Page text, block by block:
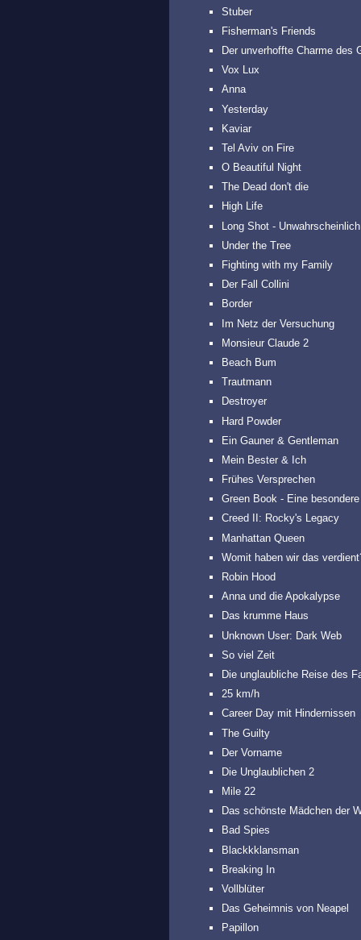
Stuber
Fisherman's Friends
Der unverhoffte Charme des
Vox Lux
Anna
Yesterday
Kaviar
Tel Aviv on Fire
O Beautiful Night
The Dead don't die
High Life
Long Shot -
Under the Tree
Fighting with my Family
Der Fall Collini
Border
Im Netz der Versuchung
Monsieur Claude 2
Beach Bum
Trautmann
Destroyer
Hard Powder
Ein Gauner & Gentleman
Mein Bester & Ich
Frühes Versprechen
Green Book - Eine
Creed II: Rocky's Legacy
Manhattan Queen
Womit haben wir das
Robin Hood
Anna und die Apokalypse
Das krumme Haus
Unknown User: Dark Web
So viel Zeit
Die unglaubliche Reise des
25 km/h
Career Day mit Hindernissen
The Guilty
Der Vorname
Die Unglaublichen 2
Mile 22
Das schönste Mädchen der
Bad Spies
Blackkklansman
Breaking In
Vollblüter
Das Geheimnis von Neapel
Papillon